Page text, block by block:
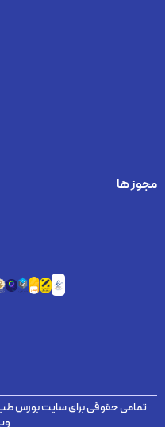
ها
تمامی حقوقی برای سایت بورس طب
وب ©2026